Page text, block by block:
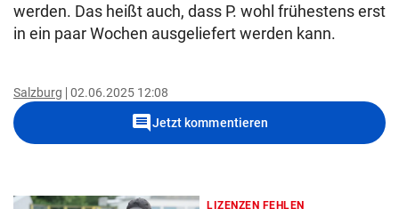
werden. Das heißt auch, dass P. wohl frühestens erst
in ein paar Wochen ausgeliefert werden kann.
Salzburg 02.06.2025 12:08
commentJetzt kommentieren
LIZENZEN FEHLEN